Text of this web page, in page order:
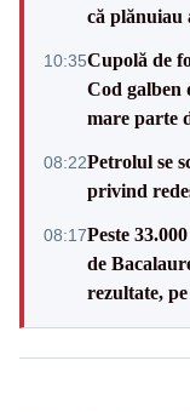
că plănuiau
10:35Cupolă de
Cod galben
mare parte
08:22Petrolul se
privind
08:17Peste
de
rezultate,